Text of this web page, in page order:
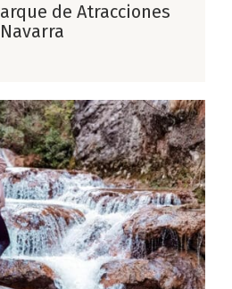
de Atracciones